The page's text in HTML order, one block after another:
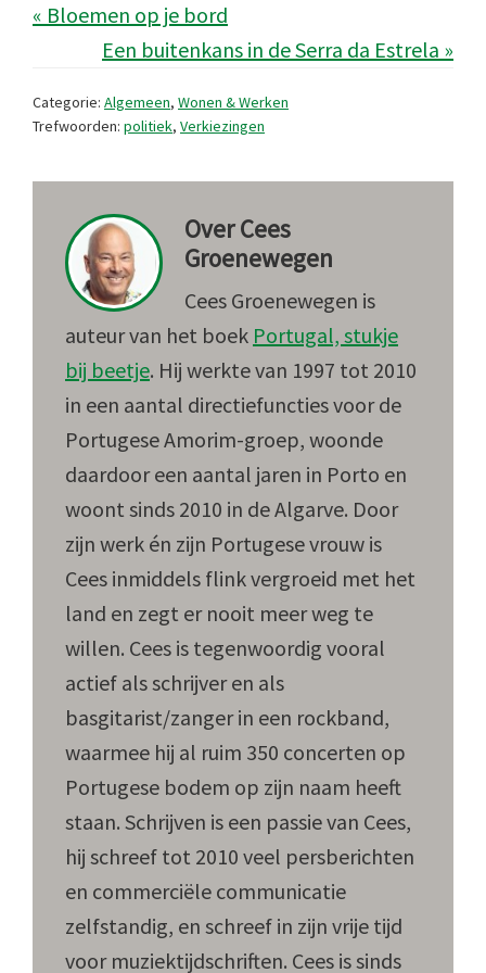
« Bloemen op je bord
Een buitenkans in de Serra da Estrela »
Categorie: Algemeen, Wonen & Werken
Trefwoorden: politiek, Verkiezingen
OverCees
Groenewegen
Cees Groenewegen is
auteur van het boek Portugal, stukje
bij beetje. Hij werkte van 1997 tot 2010
in een aantal directiefuncties voor de
Portugese Amorim-groep, woonde
daardoor een aantal jaren in Porto en
woont sinds 2010 in de Algarve. Door
zijn werk én zijn Portugese vrouw is
Cees inmiddels flink vergroeid met het
land en zegt er nooit meer weg te
willen. Cees is tegenwoordig vooral
actief als schrijver en als
basgitarist/zanger in een rockband,
waarmee hij al ruim 350 concerten op
Portugese bodem op zijn naam heeft
staan. Schrijven is een passie van Cees,
hij schreef tot 2010 veel persberichten
en commerciële communicatie
zelfstandig, en schreef in zijn vrije tijd
voor muziektijdschriften. Cees is sinds